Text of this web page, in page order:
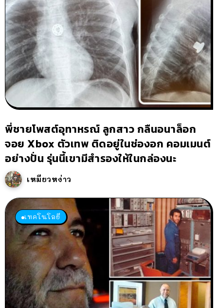
พี่ชายโพสต์อุทาหรณ์ ลูกสาว กลืนอนาล็อก
จอย Xbox ตัวเทพ ติดอยู่ในช่องอก คอมเมนต์
อย่างปั่น รุ่นนี้เขามีสำรองให้ในกล่องนะ
เหมียวหง่าว
เทคโนโลยี